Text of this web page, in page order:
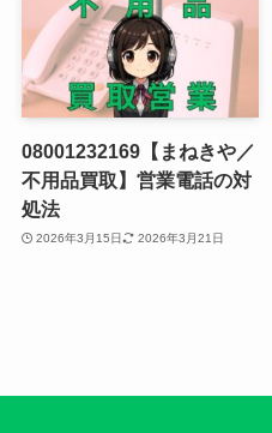
08001232169【まねきや／
不用品買取】営業電話の対
処法
2026年3月15日 2026年3月21日